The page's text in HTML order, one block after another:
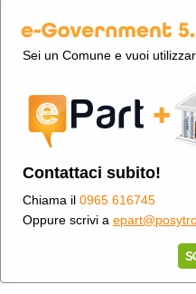
Sei un Comune e vuoi
Contattaci subito!
Chiama il 0965 616745
Oppure scrivi a